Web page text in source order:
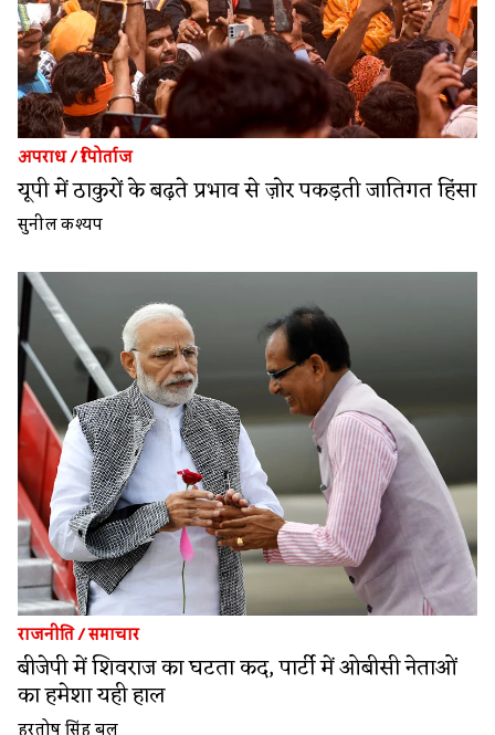
अपराध/रिपोर्ताज
यूपी में ठाकुरों के बढ़ते प्रभाव से ज़ोर पकड़ती जातिगत हिंसा
सुनील कश्यप
राजनीति/समाचार
बीजेपी में शिवराज का घटता कद, पार्टी में ओबीसी नेताओं
का हमेशा यही हाल